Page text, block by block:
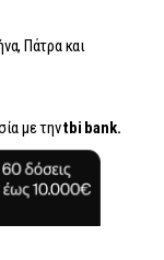
Πάτρα και
με τηνtbi bank.